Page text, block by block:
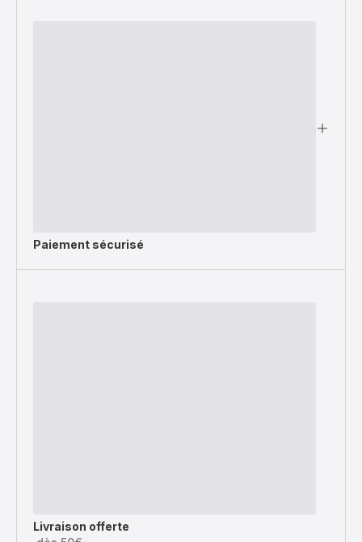
Paiement sécurisé
Livraison offerte